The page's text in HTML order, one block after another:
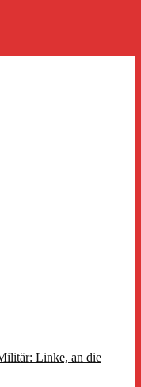
Linke, an die